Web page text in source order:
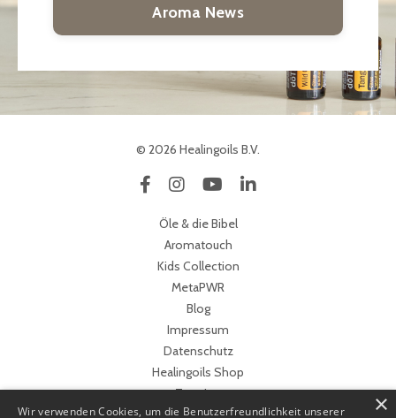
Aroma News
© 2026 Healingoils B.V.
Öle & die Bibel
Aromatouch
Kids Collection
MetaPWR
Blog
Impressum
Datenschutz
Healingoils Shop
Termine
www.behealed.de
×
Wir verwenden Cookies, um die Benutzerfreundlichkeit unserer